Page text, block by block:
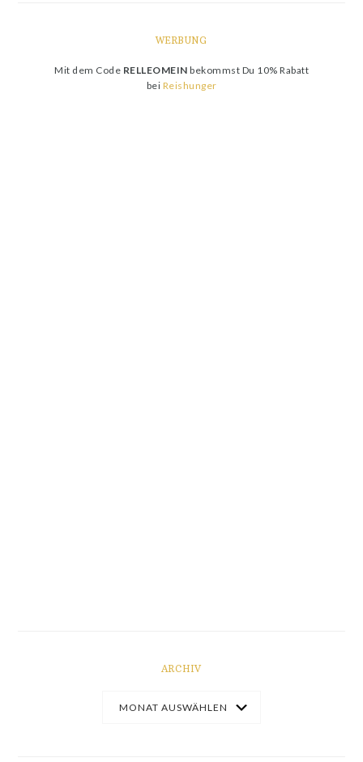
WERBUNG
Mit dem Code RELLEOMEIN bekommst Du 10% Rabatt
bei Reishunger
ARCHIV